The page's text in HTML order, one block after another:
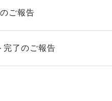
ご報告
完了のご報告